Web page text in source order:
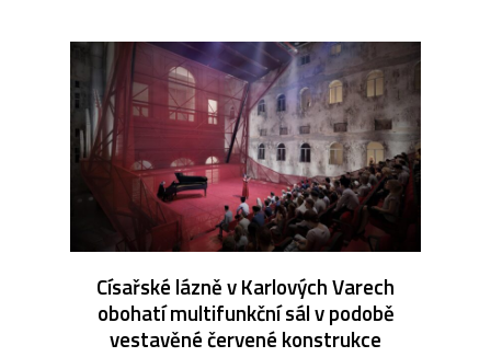
Císařské lázně v Karlových Varech
obohatí multifunkční sál v podobě
vestavěné červené konstrukce